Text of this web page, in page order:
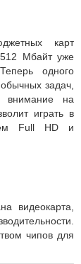
карт
Мбайт уже
одного
задач,
внимание на
играть в
Full HD и
видеокарта,
чипов для